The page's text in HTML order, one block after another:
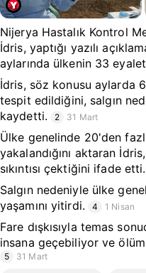
Nijerya Hastalık Kontrol
İdris, yaptığı yazılı
aylarında ülkenin 33
İdris, söz konusu aylarda
tespit edildiğini, salgın
kaydetti.
2 31 Mart
Ülke genelinde 20'den
yakalandığını aktaran
sıkıntısı çektiğini ifade etti.
Salgın nedeniyle ülke
yaşamını yitirdi.
4 1 Nisan
Fare dışkısıyla temas
insana geçebiliyor ve
5 31 Mart